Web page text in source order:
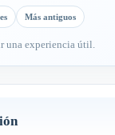
Más antiguos
una experiencia útil.